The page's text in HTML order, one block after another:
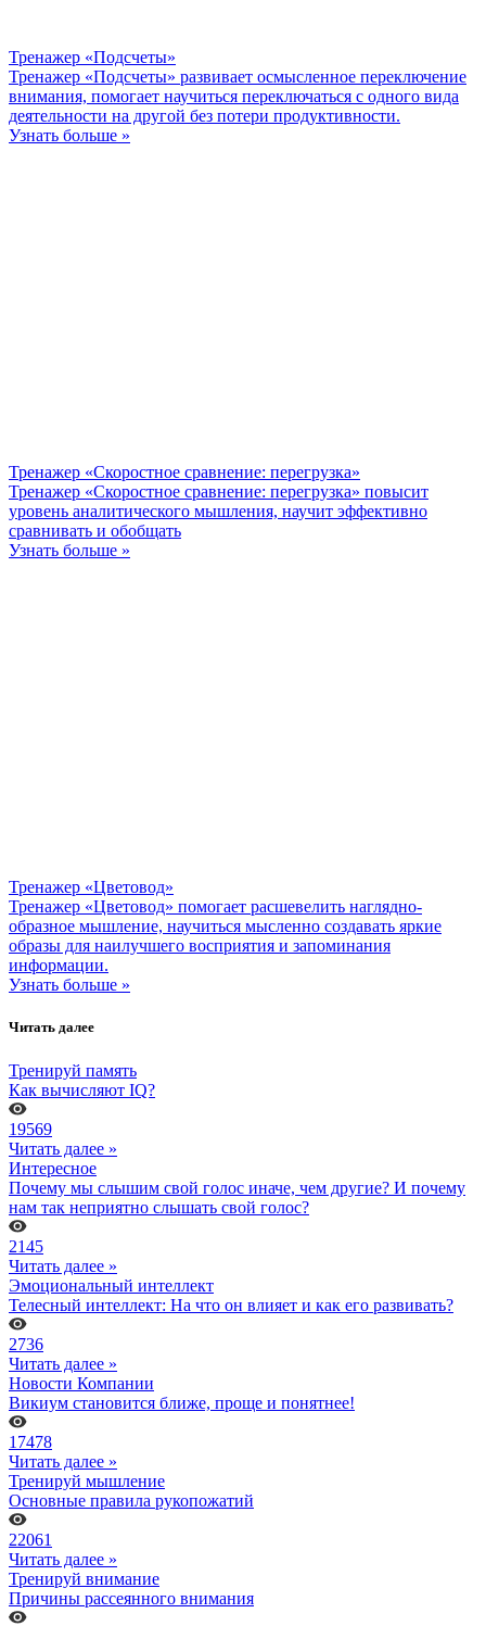
Тренажер «Подсчеты»
Тренажер «Подсчеты» развивает осмысленное переключение
внимания, помогает научиться переключаться с одного вида
деятельности на другой без потери продуктивности.
Узнать больше »
Тренажер «Скоростное сравнение: перегрузка»
Тренажер «Скоростное сравнение: перегрузка» повысит
уровень аналитического мышления, научит эффективно
сравнивать и обобщать
Узнать больше »
Тренажер «Цветовод»
Тренажер «Цветовод» помогает расшевелить наглядно-
образное мышление, научиться мысленно создавать яркие
образы для наилучшего восприятия и запоминания
информации.
Узнать больше »
Читать далее
Тренируй память
Как вычисляют IQ?
19569
Читать далее »
Интересное
Почему мы слышим свой голос иначе, чем другие? И почему
нам так неприятно слышать свой голос?
2145
Читать далее »
Эмоциональный интеллект
Телесный интеллект: На что он влияет и как его развивать?
2736
Читать далее »
Новости Компании
Викиум становится ближе, проще и понятнее!
17478
Читать далее »
Тренируй мышление
Основные правила рукопожатий
22061
Читать далее »
Тренируй внимание
Причины рассеянного внимания